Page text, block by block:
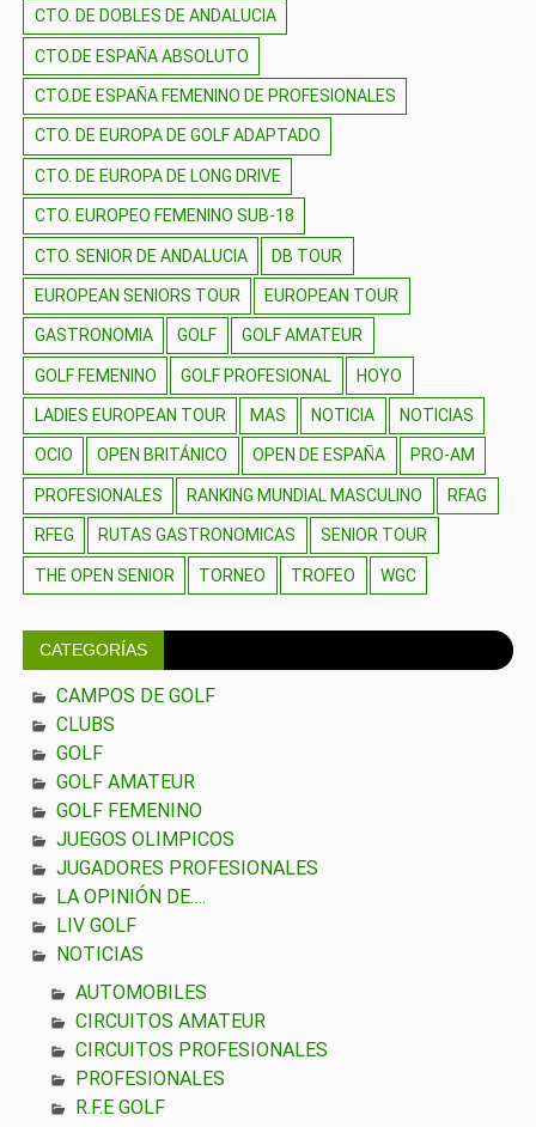
CTO. DE DOBLES DE ANDALUCIA
CTO.DE ESPAÑA ABSOLUTO
CTO.DE ESPAÑA FEMENINO DE PROFESIONALES
CTO. DE EUROPA DE GOLF ADAPTADO
CTO. DE EUROPA DE LONG DRIVE
CTO. EUROPEO FEMENINO SUB-18
CTO. SENIOR DE ANDALUCIA DB TOUR
EUROPEAN SENIORS TOUR EUROPEAN TOUR
GASTRONOMIA GOLF GOLF AMATEUR
GOLF FEMENINO GOLF PROFESIONAL HOYO
LADIES EUROPEAN TOUR MAS NOTICIA NOTICIAS
OCIO OPEN BRITÁNICO OPEN DE ESPAÑA PRO-AM
PROFESIONALES RANKING MUNDIAL MASCULINO RFAG
RFEG RUTAS GASTRONOMICAS SENIOR TOUR
THE OPEN SENIOR TORNEO TROFEO WGC
CATEGORÍAS
CAMPOS DE GOLF
CLUBS
GOLF
GOLF AMATEUR
GOLF FEMENINO
JUEGOS OLIMPICOS
JUGADORES PROFESIONALES
LA OPINIÓN DE….
LIV GOLF
NOTICIAS
AUTOMOBILES
CIRCUITOS AMATEUR
CIRCUITOS PROFESIONALES
PROFESIONALES
R.F.E GOLF